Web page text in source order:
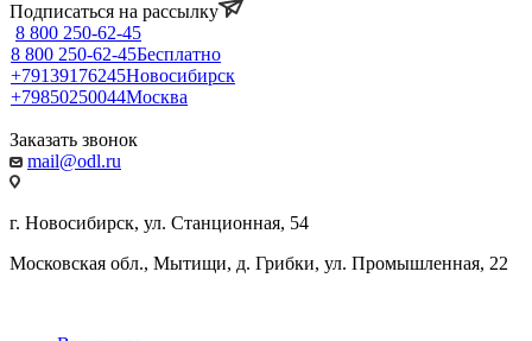
Подписаться на рассылку
8 800 250-62-45
8 800 250-62-45Бесплатно
+79139176245Новосибирск
+79850250044Москва
Заказать звонок
mail@odl.ru
г. Новосибирск, ул. Станционная, 54
Московская обл., Мытищи, д. Грибки, ул. Промышленная, 22